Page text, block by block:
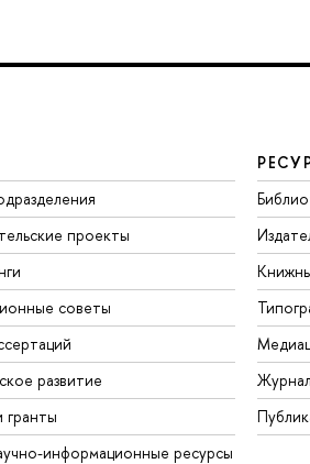
проекты
советы
развитие
гранты
информационные ресурсы